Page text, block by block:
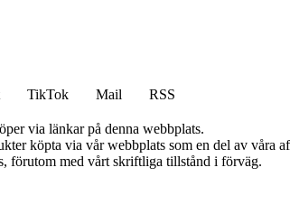
TikTok Mail
RSS
via länkar på denna webbplats.
köpta via vår webbplats som en del av våra
förutom med vårt skriftliga tillstånd i förväg.